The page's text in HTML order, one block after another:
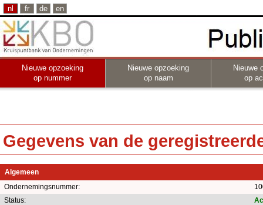
nl fr de en
Nieuwe opzoeking
op nummer
Nieuwe opzoeking
op naam
Nieuwe
op
Gegevens van de
Algemeen
Ondernemingsnummer:
Status: